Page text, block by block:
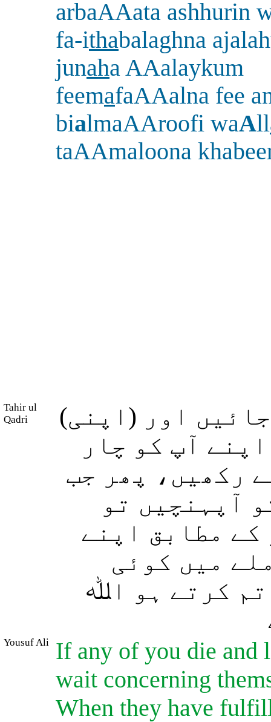
arbaAAata ashhurin
fa-ithabalaghna
junaha AAalaykum
feemafaAAalna fee
bialmaAAroofi waAll
taAAmaloona
Tahir ul
Qadri
اور (اپنی)
آپ کو چار
رکھیں، پھر جب
آپہنچیں تو
کے مطابق اپنے
میں کوئی
تم کرتے ہو اﷲ
Yousuf Ali
If any of you die and
wait concerning
When they have